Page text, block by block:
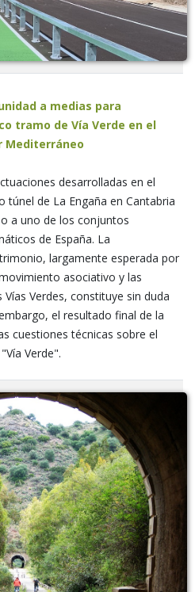
a medias para
tramo de Vía Verde en el
Mediterráneo
desarrolladas en el
de La Engaña en Cantabria
a uno de los conjuntos
de España. La
largamente esperada por
asociativo y las
Verdes, constituye sin duda
el resultado final de la
cuestiones técnicas sobre el
Verde".